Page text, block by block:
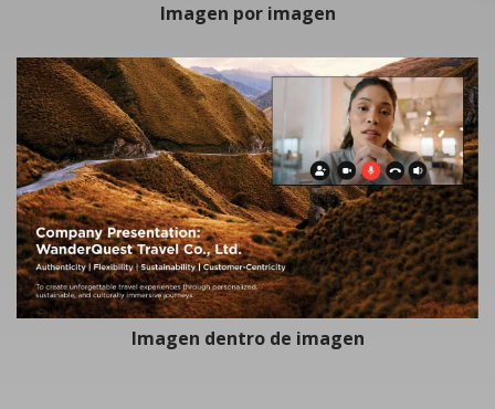
Imagen por imagen
Imagen dentro de imagen